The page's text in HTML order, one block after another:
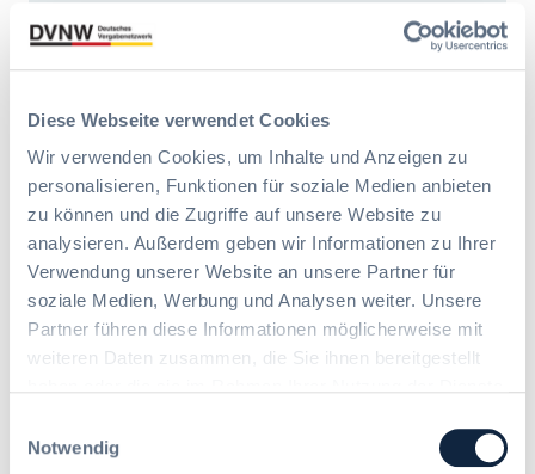
Diese Webseite verwendet Cookies
Wir verwenden Cookies, um Inhalte und Anzeigen zu
personalisieren, Funktionen für soziale Medien anbieten
zu können und die Zugriffe auf unsere Website zu
analysieren. Außerdem geben wir Informationen zu Ihrer
Verwendung unserer Website an unsere Partner für
soziale Medien, Werbung und Analysen weiter. Unsere
Partner führen diese Informationen möglicherweise mit
weiteren Daten zusammen, die Sie ihnen bereitgestellt
Cookies, wenn Sie unsere Webseite weiterhin nutzen.
Notwendig
Telefonnummer *
* Pflichtfelder
Zusätzliche Empfänger für
oder Semikolon trennen.